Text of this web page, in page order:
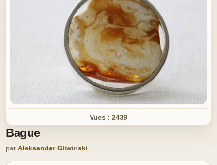
Vues : 2439
Bague
par Aleksander Gliwinski